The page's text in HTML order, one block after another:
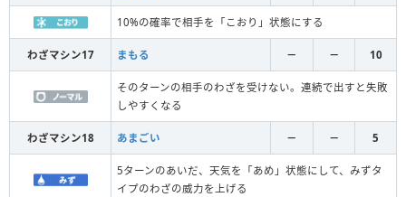
10%の確率で相手を「こおり」状態にする
わざマシン17 まもる － － 10
そのターンの相手のわざを受けない。連続で出すと失敗
しやすくなる
わざマシン18 あまごい － － 5
5ターンのあいだ、天気を「あめ」状態にして、みずタ
イプのわざの威力を上げる